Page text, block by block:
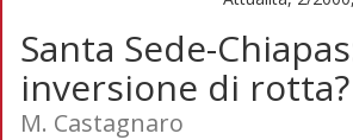
Santa Sede-
inversione di rotta?
M. Castagnaro